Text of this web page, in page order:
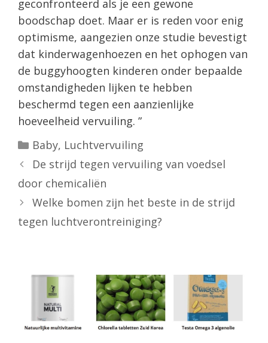
geconfronteerd als je een gewone
boodschap doet. Maar er is reden voor enig
optimisme, aangezien onze studie bevestigt
dat kinderwagenhoezen en het ophogen van
de buggyhoogten kinderen onder bepaalde
omstandigheden lijken te hebben
beschermd tegen een aanzienlijke
hoeveelheid vervuiling. ”
Categorieën
Baby, Luchtvervuiling
De strijd tegen vervuiling van voedsel
door chemicaliën
Welke bomen zijn het beste in de strijd
tegen luchtverontreiniging?